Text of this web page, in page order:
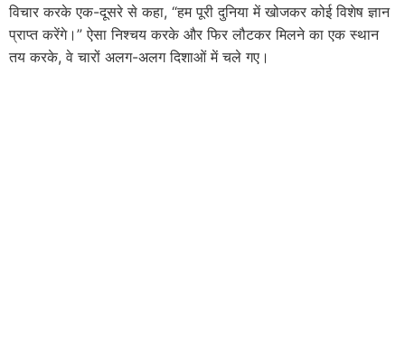
विचार करके एक-दूसरे से कहा, “हम पूरी दुनिया में खोजकर कोई विशेष ज्ञान
प्राप्त करेंगे।” ऐसा निश्चय करके और फिर लौटकर मिलने का एक स्थान
तय करके, वे चारों अलग-अलग दिशाओं में चले गए।